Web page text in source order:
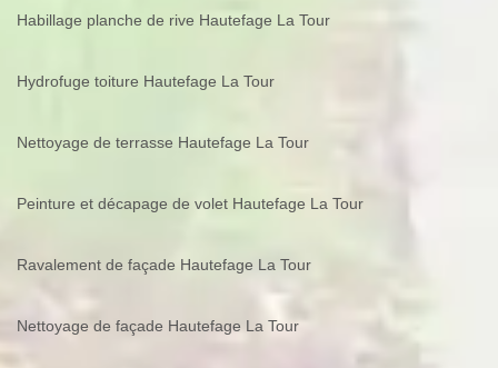
Habillage planche de rive Hautefage La Tour
Hydrofuge toiture Hautefage La Tour
Nettoyage de terrasse Hautefage La Tour
Peinture et décapage de volet Hautefage La Tour
Ravalement de façade Hautefage La Tour
Nettoyage de façade Hautefage La Tour